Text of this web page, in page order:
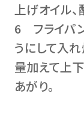
上げオイル
6 フライパン
うにして入
量加えて上
あがり。